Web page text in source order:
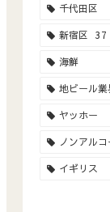
千代田区
新宿区 37
海鮮
地ビール
ヤッホー
ノンアルコ
イギリス